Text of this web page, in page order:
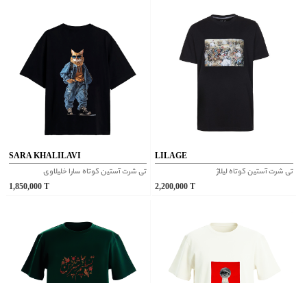
SARA KHALILAVI
تی شرت آستین کوتاه سارا خلیلاوی
1,850,000
LILAGE
تی شرت آستین کوتاه لیلاژ
2,200,000